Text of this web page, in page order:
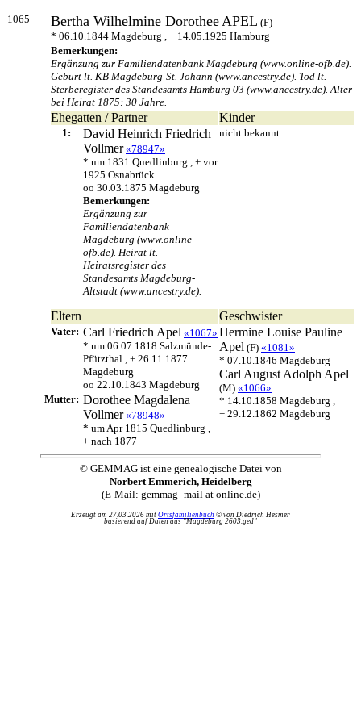
1065 Bertha Wilhelmine DorotheeAPEL (F)
* 06.10.1844 Magdeburg , + 14.05.1925 Hamburg
Bemerkungen:
Ergänzung zur Familiendatenbank Magdeburg (www.online-ofb.de).
Geburt lt. KB Magdeburg-St. Johann (www.ancestry.de). Tod lt.
Sterberegister des Standesamts Hamburg 03 (www.ancestry.de). Alter
bei Heirat 1875: 30 Jahre.
Ehegatten / Partner Kinder
1:
David Heinrich Friedrich
Vollmer «78947»
* um 1831 Quedlinburg , + vor
1925 Osnabrück
oo 30.03.1875 Magdeburg
Bemerkungen:
Ergänzung zur
Familiendatenbank
Magdeburg (www.online-
ofb.de). Heirat lt.
Heiratsregister des
Standesamts Magdeburg-
Altstadt (www.ancestry.de).
nicht bekannt
Eltern Geschwister
Vater: Carl Friedrich Apel «1067»
* um 06.07.1818 Salzmünde-
Pfützthal , + 26.11.1877
Magdeburg
oo 22.10.1843 Magdeburg
Hermine Louise Pauline
Apel (F) «1081»
* 07.10.1846 Magdeburg
Carl August Adolph Apel
(M) «1066»
* 14.10.1858 Magdeburg ,
+ 29.12.1862 Magdeburg
Mutter: Dorothee Magdalena
Vollmer «78948»
* um Apr 1815 Quedlinburg ,
+ nach 1877
© GEMMAG ist eine genealogische Datei von
Norbert Emmerich, Heidelberg
(E-Mail: gemmag_mail at online.de)
Erzeugt am 27.03.2026 mit Ortsfamilienbuch © von Diedrich Hesmer
basierend auf Daten aus "Magdeburg 2603.ged"